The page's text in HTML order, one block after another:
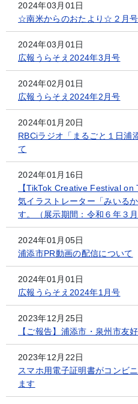
2024年03月01日
☆南米からのおたより☆２月号
2024年03月01日
広報うらそえ2024年3月号
2024年02月01日
広報うらそえ2024年2月号
2024年01月20日
RBCiラジオ「まるごと１日浦
て
2024年01月16日
【TikTok Creative Festival on
気イラストレーター「みいる
す。（展示期間：令和６年３月
2024年01月05日
浦添市PR動画の配信について
2024年01月01日
広報うらそえ2024年1月号
2023年12月25日
【ご報告】浦添市・泉州市友
2023年12月22日
スマホ用電子証明書がコンビ
ます